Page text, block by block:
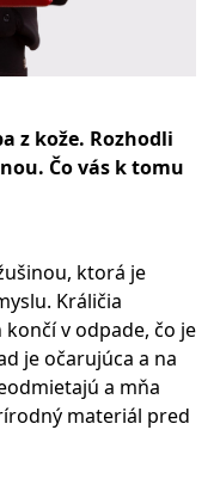
z kože. Rozhodli
Čo vás k tomu
ktorá je
Králičia
v odpade, čo je
je očarujúca a na
a mňa
materiál pred